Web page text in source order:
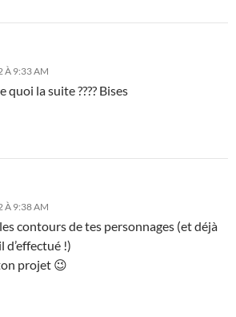
À 9:33 AM
quoi la suite ???? Bises
À 9:38 AM
contours de tes personnages (et déjà
d’effectué !)
projet 😉